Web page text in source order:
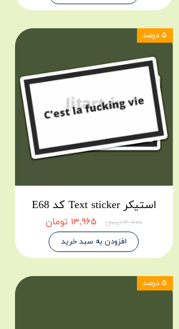
استیکر Text sticker کد E68
۱۴,۷۰۰ تومان ۱۳,۹۶۵ تومان
افزودن به سبد خرید
۵ درصد
۵ درصد